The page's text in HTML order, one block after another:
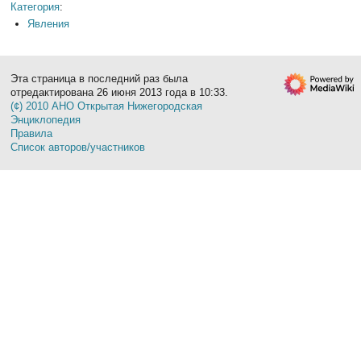
Категория:
Явления
Эта страница в последний раз была
отредактирована 26 июня 2013 года в 10:33.
(¢) 2010 АНО Открытая Нижегородская
Энциклопедия
Правила
Список авторов/участников